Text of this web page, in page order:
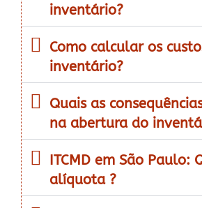
inventário?
Como calcular os
inventário?
Quais as
na abertura do
ITCMD em São Paulo:
alíquota ?